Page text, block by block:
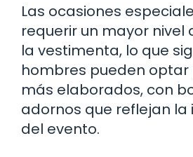
Las ocasiones
requerir un mayor nivel
la vestimenta, lo que
hombres pueden
más elaborados, con
adornos que reflejan
del evento.